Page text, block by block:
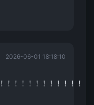
2026-06-01 18:18:10
！！！！！！！！！！！